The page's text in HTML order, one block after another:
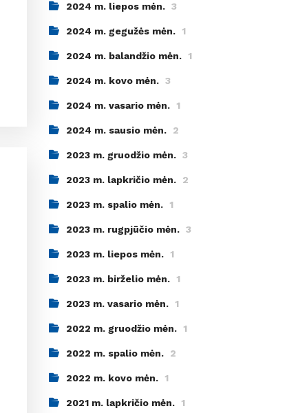
2024 m. liepos mėn. 3
2024 m. gegužės mėn. 1
2024 m. balandžio mėn. 1
2024 m. kovo mėn. 3
2024 m. vasario mėn. 1
2024 m. sausio mėn. 2
2023 m. gruodžio mėn. 3
2023 m. lapkričio mėn. 2
2023 m. spalio mėn. 1
2023 m. rugpjūčio mėn. 3
2023 m. liepos mėn. 1
2023 m. birželio mėn. 1
2023 m. vasario mėn. 1
2022 m. gruodžio mėn. 1
2022 m. spalio mėn. 2
2022 m. kovo mėn. 1
2021 m. lapkričio mėn. 1